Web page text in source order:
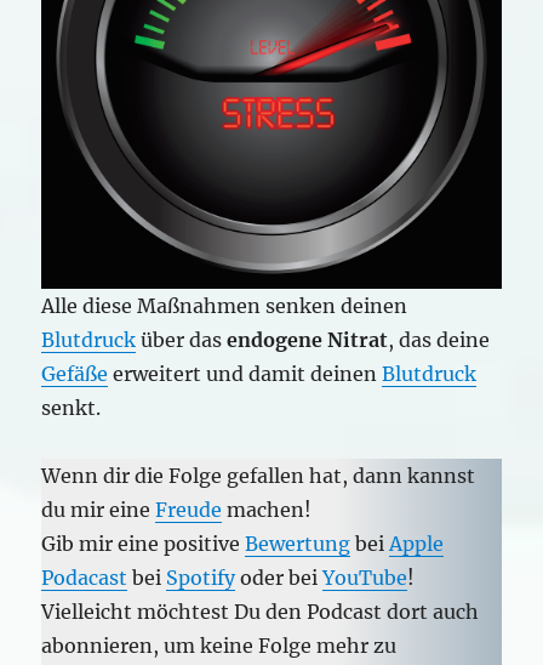
Alle diese Maßnahmen senken deinen
Blutdruck über dasendogene Nitrat, das deine
Gefäße erweitert und damit deinenBlutdruck
senkt.
Wenn dir die Folge gefallen hat, dann kannst
du mir eineFreude machen!
Gib mir eine positiveBewertung bei Apple
Podacast bei Spotifyoder beiYouTube!
Vielleicht möchtest Du den Podcast dort auch
abonnieren, um keine Folge mehr zu